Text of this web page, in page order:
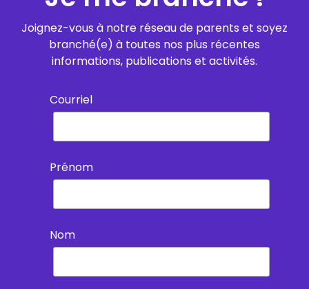
Joignez-vous à notre réseau de parents et soyez
branché(e) à toutes nos plus récentes
informations, publications et activités.
Courriel
Prénom
Nom